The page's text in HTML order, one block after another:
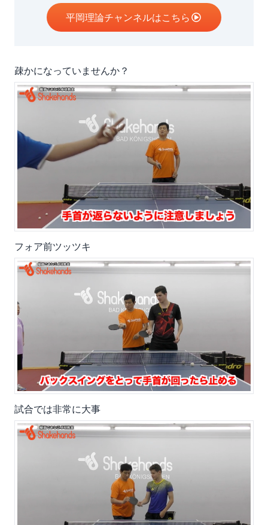
平岡理論チャンネルはこちら
疎かになっていませんか？
フォア前ツッツキ
試合では非常に大事